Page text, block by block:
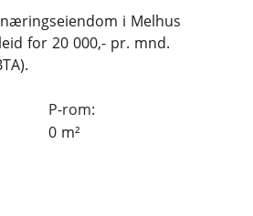
i Melhus
for 20 000,- pr. mnd.
P-rom:
0 m²